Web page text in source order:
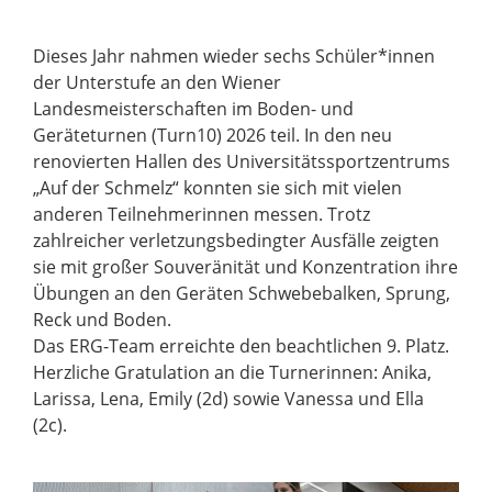
Dieses Jahr nahmen wieder sechs Schüler*innen
der Unterstufe an den Wiener
Landesmeisterschaften im Boden- und
Geräteturnen (Turn10) 2026 teil. In den neu
renovierten Hallen des Universitätssportzentrums
„Auf der Schmelz“ konnten sie sich mit vielen
anderen Teilnehmerinnen messen. Trotz
zahlreicher verletzungsbedingter Ausfälle zeigten
sie mit großer Souveränität und Konzentration ihre
Übungen an den Geräten Schwebebalken, Sprung,
Reck und Boden.
Das ERG-Team erreichte den beachtlichen 9. Platz.
Herzliche Gratulation an die Turnerinnen: Anika,
Larissa, Lena, Emily (2d) sowie Vanessa und Ella
(2c).